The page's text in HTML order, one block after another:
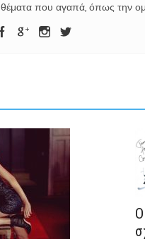
θέματα που αγαπά, όπως την